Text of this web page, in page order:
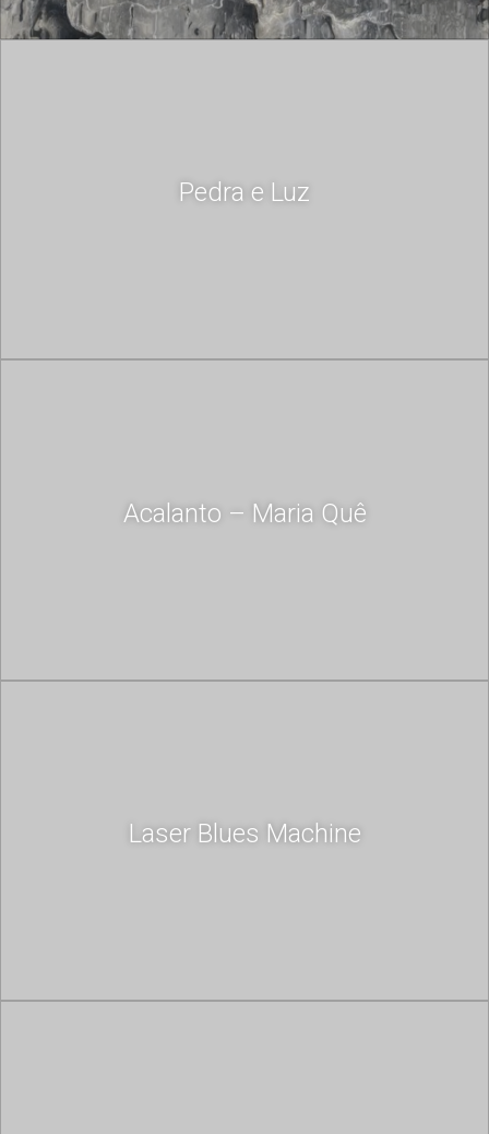
Pedra e Luz
Acalanto – Maria Quê
Laser Blues Machine